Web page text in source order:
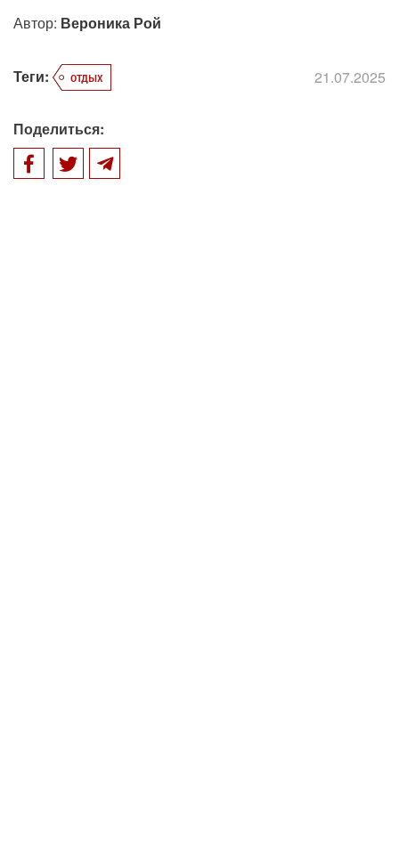
Автор: Вероника Рой
Теги: отдых 21.07.2025
Поделиться: